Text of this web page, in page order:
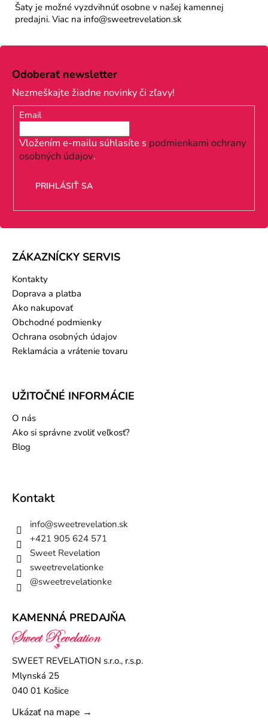
Šaty je možné vyzdvihnúť osobne v našej kamennej
predajni. Viac na info@sweetrevelation.sk
Z
Odoberať newsletter
Nezmeškajte žiadne novinky či zľavy!
Email
Vložením e-mailu súhlasíte s podmienkami ochrany
osobných údajov.
PRIHLÁSIŤ SA
ZÁKAZNÍCKY SERVIS
Kontakty
Doprava a platba
Ako nakupovať
Obchodné podmienky
Ochrana osobných údajov
Reklamácia a vrátenie tovaru
UŽITOČNÉ INFORMÁCIE
O nás
Ako si správne zvoliť veľkosť?
Blog
Kontakt
info@sweetrevelation.sk
+421 905 624 571
Sweet Revelation
sweetrevelationke
@sweetrevelationke
KAMENNÁ PREDAJŇA
SWEET REVELATION s.r.o., r.s.p.
Mlynská 25
040 01 Košice
Ukázať na mape →